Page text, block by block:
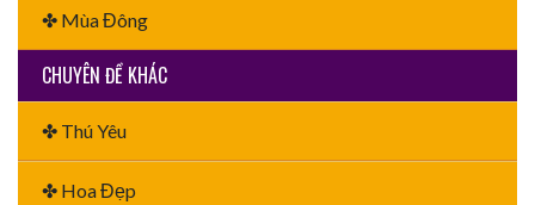
✤ Mùa Đông
CHUYÊN ĐỀ KHÁC
✤ Thú Yêu
✤ Hoa Đẹp